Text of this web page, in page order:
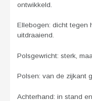
ontwikkeld.
Ellebogen: dicht tegen
uitdraaiend.
Polsgewricht: sterk,
Polsen: van de zijkant
Achterhand: in stand